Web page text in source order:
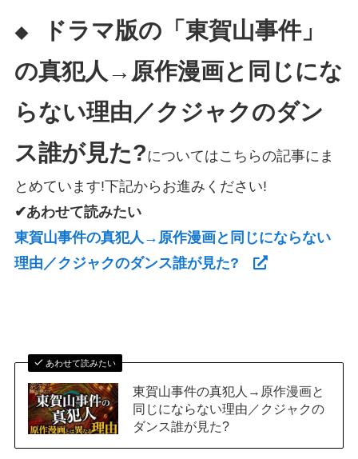
◆
ドラマ版の「東賀山事件」
の真犯人→原作漫画と同じにな
らない理由／クジャクのダン
ス誰が見た?についてはこちらの記事にま
とめています!下記からお進みください!
✔あわせて読みたい
東賀山事件の真犯人→原作漫画と同じにならない
理由／クジャクのダンス誰が見た?
あわせて読みたい
東賀山事件の真犯人→原作漫画と
同じにならない理由／クジャクの
ダンス誰が見た?